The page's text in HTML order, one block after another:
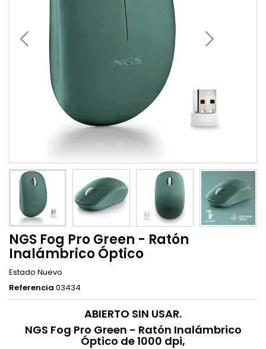
NGS Fog Pro Green - Ratón
Inalámbrico Óptico
Estado Nuevo
Referencia 03434
ABIERTO SIN USAR.
NGS Fog Pro Green - Ratón Inalámbrico
Óptico de 1000 dpi,